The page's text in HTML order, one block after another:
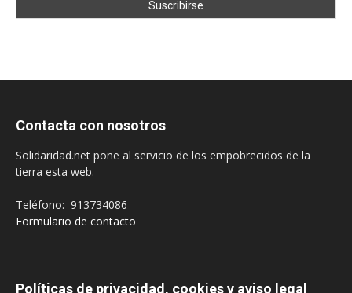
Contacta con nosotros
Solidaridad.net pone al servicio de los empobrecidos de la
tierra esta web.
Teléfono: 913734086
Formulario de contacto
Políticas de privacidad, cookies y aviso legal